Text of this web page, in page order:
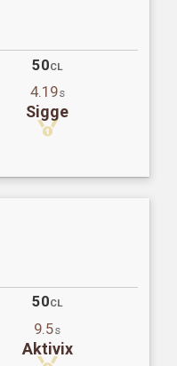
50CL
4.19s
Sigge
50CL
9.5s
Aktivix